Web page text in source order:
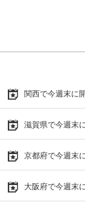
関西で今週末に
滋賀県で今週末
京都府で今週末
大阪府で今週末